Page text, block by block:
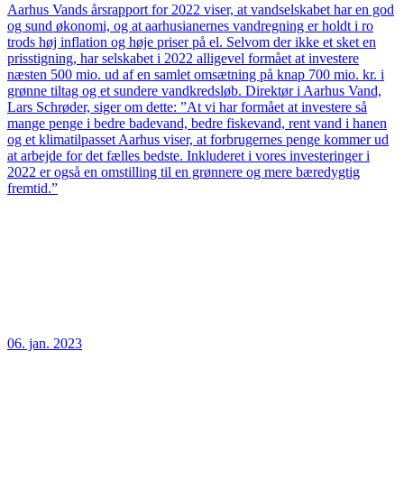
Aarhus Vands årsrapport for 2022 viser, at vandselskabet har en god
og sund økonomi, og at aarhusianernes vandregning er holdt i ro
trods høj inflation og høje priser på el. Selvom der ikke et sket en
prisstigning, har selskabet i 2022 alligevel formået at investere
næsten 500 mio. ud af en samlet omsætning på knap 700 mio. kr. i
grønne tiltag og et sundere vandkredsløb. Direktør i Aarhus Vand,
Lars Schrøder, siger om dette: ”At vi har formået at investere så
mange penge i bedre badevand, bedre fiskevand, rent vand i hanen
og et klimatilpasset Aarhus viser, at forbrugernes penge kommer ud
at arbejde for det fælles bedste. Inkluderet i vores investeringer i
2022 er også en omstilling til en grønnere og mere bæredygtig
fremtid.”
06. jan. 2023